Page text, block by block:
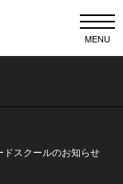
MENU
スクールのお知らせ